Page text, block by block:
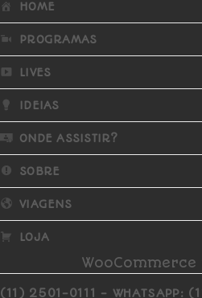
HOME
PROGRAMAS
LIVES
IDEIAS
ONDE ASSISTIR?
SOBRE
VIAGENS
LOJA
(11) 2501-0111 - WHATSAPP: